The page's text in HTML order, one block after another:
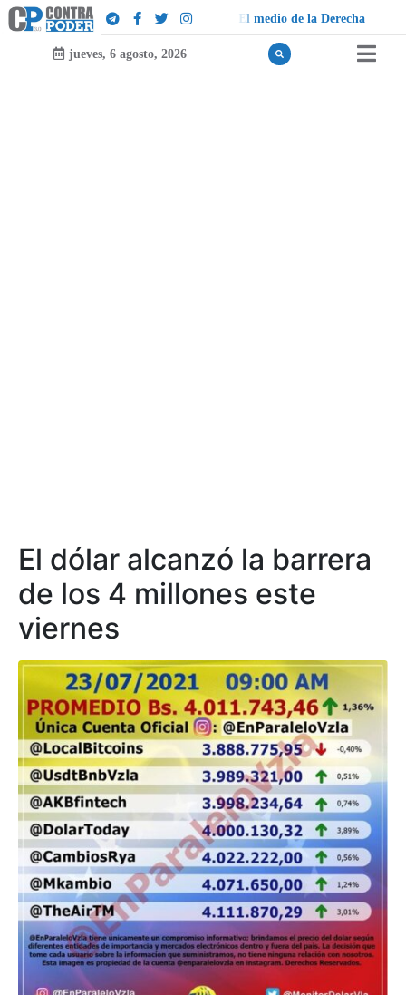
edio de la Derecha
jueves, 6 agosto, 2026
El dólar alcanzó la barrera
de los 4 millones este
viernes